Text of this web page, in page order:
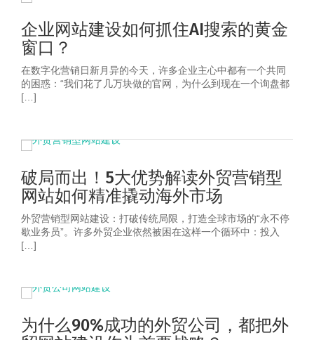
企业网站建设如何抓住AI搜索的黄金
窗口？
在数字化营销日新月异的今天，许多企业主心中都有一个共同
的困惑：“我们花了几万块做的官网，为什么到现在一个询盘都
[…]
破局而出！5大优势解读外贸营销型
网站如何精准撬动海外市场
外贸营销型网站建设：打破传统局限，打造全球市场的“永不停
歇业务员”。许多外贸企业依然被困在这样一个循环中：投入
[…]
为什么90%成功的外贸公司，都把外